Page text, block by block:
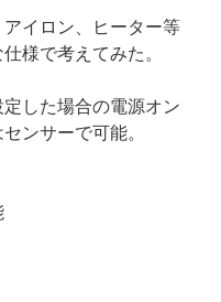
イロン、ヒーター等
様で考えてみた。
した場合の電源オン
ンサーで可能。